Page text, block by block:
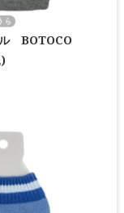
ル BOTOCO